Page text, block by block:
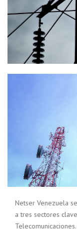
Netser Venezuela
a tres sectores